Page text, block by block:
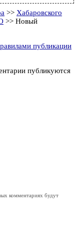
>> Хабаровского
>> Новый
публикации
публикуются
комментариях будут